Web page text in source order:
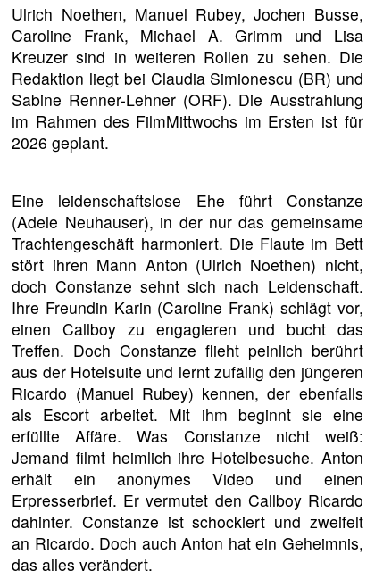
Ulrich Noethen, Manuel Rubey, Jochen Busse,
Caroline Frank, Michael A. Grimm und Lisa
Kreuzer sind in weiteren Rollen zu sehen. Die
Redaktion liegt bei Claudia Simionescu (BR) und
Sabine Renner-Lehner (ORF). Die Ausstrahlung
im Rahmen des FilmMittwochs im Ersten ist für
2026 geplant.
Eine leidenschaftslose Ehe führt Constanze
(Adele Neuhauser), in der nur das gemeinsame
Trachtengeschäft harmoniert. Die Flaute im Bett
stört ihren Mann Anton (Ulrich Noethen) nicht,
doch Constanze sehnt sich nach Leidenschaft.
Ihre Freundin Karin (Caroline Frank) schlägt vor,
einen Callboy zu engagieren und bucht das
Treffen. Doch Constanze flieht peinlich berührt
aus der Hotelsuite und lernt zufällig den jüngeren
Ricardo (Manuel Rubey) kennen, der ebenfalls
als Escort arbeitet. Mit ihm beginnt sie eine
erfüllte Affäre. Was Constanze nicht weiß:
Jemand filmt heimlich ihre Hotelbesuche. Anton
erhält ein anonymes Video und einen
Erpresserbrief. Er vermutet den Callboy Ricardo
dahinter. Constanze ist schockiert und zweifelt
an Ricardo. Doch auch Anton hat ein Geheimnis,
das alles verändert.